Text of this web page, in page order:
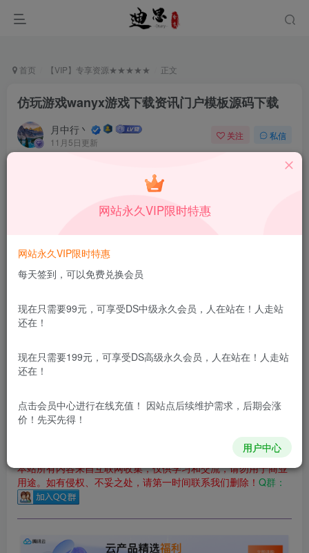
首页 【VIP】专享资源★★★★★ 正文
仿玩游戏wanyx游戏下载资讯门户模板源码下载
月中行丶
11月5日更新
关注 私信
仿玩游戏wanyx游戏下载资讯门户模板源码下载
此内容为付费资源，请付费后查看
￥9.9
DS中级会员免费
本站付费资源为网络虚拟产品，由于网络资源具有极快的可复制性，
本站所有内容来自互联网收集，仅供用于学习和交流，请勿用
于商业用途。如有侵权、不妥之处，请第一时间联系我们删
除！
本站所有内容来自互联网收集，仅供学习和交流，请勿用于商业
用途。如有侵权、不妥之处，请第一时间联系我们删除！ Q群：
网站永久VIP限时特惠
网站永久VIP限时特惠
每天签到，可以免费兑换会员
现在只需要99元，可享受DS中级永久会员，人在站在！人走站
还在！
现在只需要199元，可享受DS高级永久会员，人在站在！人走站
还在！
点击会员中心进行在线充值！ 因站点后续维护需求，后期会涨
价！先买先得！
用户中心